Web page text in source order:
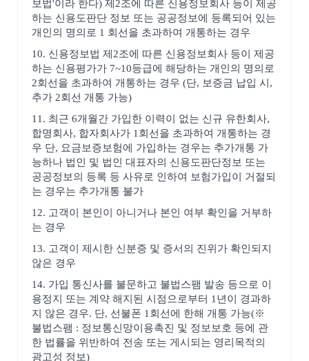
보법'이라 한다) 제2조에 따른 신용정보회사 등이 제공
하는 신용도판단 정보 또는 공공정보에 등록되어 있는
개인의 명의로 1 회선을 초과하여 개통하는 경우
10. 신용정보법 제2조에 따른 신용정보회사 등이 제공
하는 신용평가가 7~10등급에 해당하는 개인의 명의로
2회선을 초과하여 개통하는 경우 (단, 보증금 납입 시,
추가 2회선 개통 가능)
11. 최근 6개월간 가입한 이력이 없는 신규 유한회사,
합명회사, 합자회사가 1회선을 초과하여 개통하는 경
우 단, 요금보증보험에 가입하는 경우는 추가개통 가
능하나 법인 및 법인 대표자의 신용도판단정보 또는
공공정보의 등록 등 사유로 인하여 보험가입이 거절되
는 경우는 추가개통 불가
12. 고객이 본인이 아니거나 본인 여부 확인을 거부하
는 경우
13. 고객이 제시한 신분증 및 증서의 진위가 확인되지
않은 경우
14. 가입 통신사를 불문하고 불법스팸 발송 등으로 이
용정지 또는 계약 해지된 시점으로부터 1년이 경과하
지 않은 경우. 단, 선불폰 1회선에 한해 개통 가능(※
불법스팸 : 정보통신망이용촉진 및 정보보호 등에 관
한 법률을 위반하여 전송 또는 게시되는 영리목적의
광고성 정보)